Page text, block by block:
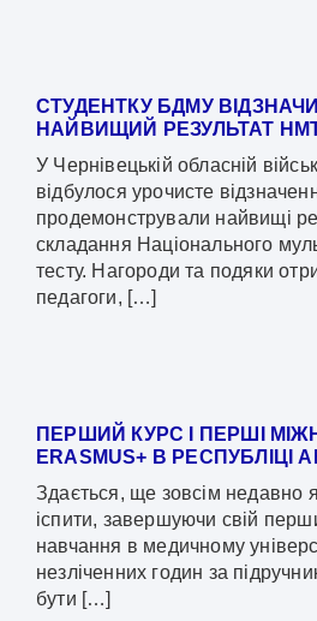
СТУДЕНТКУ БДМУ
НАЙВИЩИЙ РЕЗУЛЬТАТ
У Чернівецькій обласній
відбулося урочисте
продемонстрували найвищі
складання Національного
тесту. Нагороди та подяки
педагоги, […]
ПЕРШИЙ КУРС І ПЕРШІ
ERASMUS+ В РЕСПУБЛІЦІ
Здається, ще зовсім недавно
іспити, завершуючи свій
навчання в медичному
незліченних годин за
бути […]